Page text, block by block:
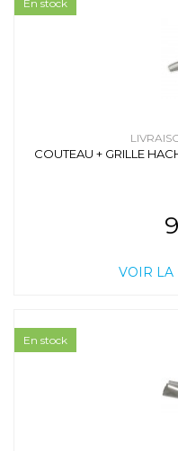
COUTEAU + GRILLE
VOIR LA
En stock
En stock